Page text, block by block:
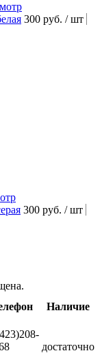
300 руб. / шт
300 руб. / шт
Наличие
достаточно